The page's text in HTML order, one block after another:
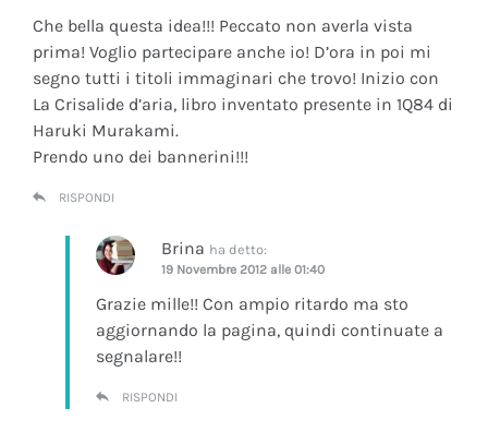
Che bella questa idea!!! Peccato non averla vista
prima! Voglio partecipare anche io! D’ora in poi mi
segno tutti i titoli immaginari che trovo! Inizio con
La Crisalide d’aria, libro inventato presente in 1Q84 di
Haruki Murakami.
Prendo uno dei bannerini!!!
RISPONDI
Brina ha detto:
19 Novembre 2012 alle 01:40
Grazie mille!! Con ampio ritardo ma sto
aggiornando la pagina, quindi continuate a
segnalare!!
RISPONDI